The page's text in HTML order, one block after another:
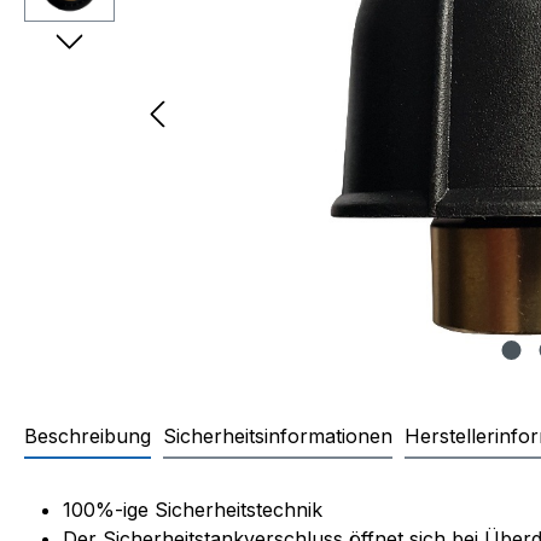
Beschreibung Sicherheitsinformationen
Produktinformationen
100%-ige Sicherheitstechnik